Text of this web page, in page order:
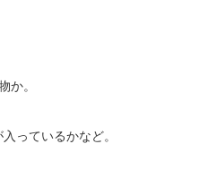
か。
っているかなど。